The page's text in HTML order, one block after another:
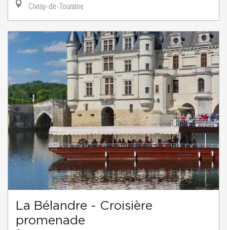
Civray-de-Touraine
La Bélandre - Croisière
promenade